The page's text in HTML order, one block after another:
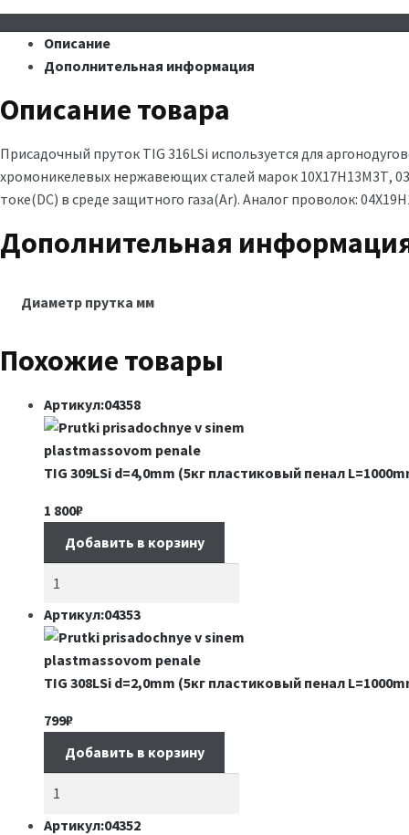
Описание
Дополнительная информация
Описание товара
Присадочный пруток TIG 316LSi используется для
хромоникелевых нержавеющих сталей марок 10Х17Н13М3Т,
токе(DC) в среде защитного газа(Ar). Аналог проволок:
Дополнительная
Диаметр прутка мм
Похожие товары
Артикул:04358
TIG 309LSi d=4,0mm (5кг пластиковый пенал
1 800₽
Добавить в корзину
Артикул:04353
TIG 308LSi d=2,0mm (5кг пластиковый пенал
799₽
Добавить в корзину
Артикул:04352